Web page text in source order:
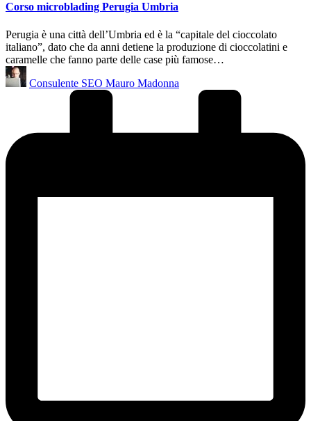
Corso microblading Perugia Umbria
Perugia è una città dell’Umbria ed è la “capitale del cioccolato
italiano”, dato che da anni detiene la produzione di cioccolatini e
caramelle che fanno parte delle case più famose…
Posted
by
Consulente SEO Mauro Madonna